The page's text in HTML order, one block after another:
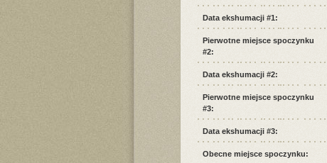
Data ekshumacji #1:
Pierwotne miejsce spoczynku
#2:
Data ekshumacji #2:
Pierwotne miejsce spoczynku
#3:
Data ekshumacji #3:
Obecne miejsce spoczynku: